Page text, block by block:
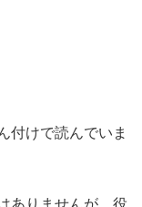
付けで読んでいま